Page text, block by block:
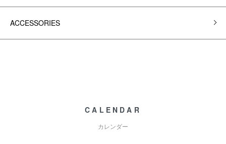
ACCESSORIES
CALENDAR
カレンダー